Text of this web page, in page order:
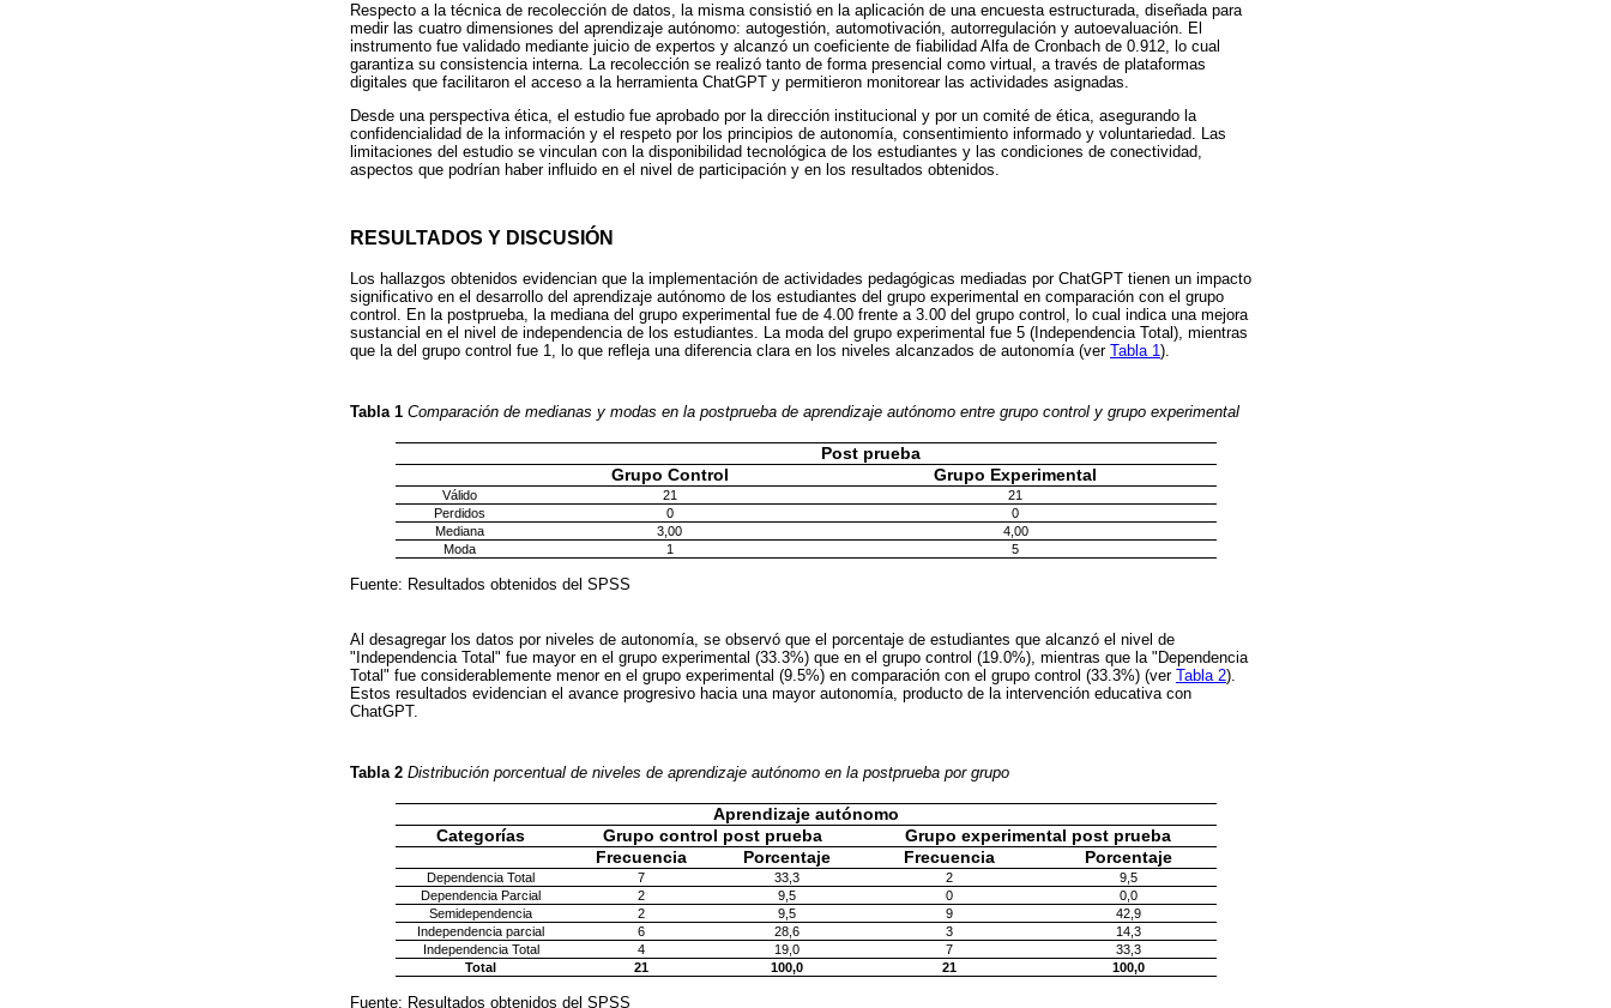
Respecto a la técnica de recolección de datos, la misma consistió en la aplicación de una encuesta estructurada, diseñada para
medir las cuatro dimensiones del aprendizaje autónomo: autogestión, automotivación, autorregulación y autoevaluación. El
instrumento fue validado mediante juicio de expertos y alcanzó un coeficiente de fiabilidad Alfa de Cronbach de 0.912, lo cual
garantiza su consistencia interna. La recolección se realizó tanto de forma presencial como virtual, a través de plataformas
digitales que facilitaron el acceso a la herramienta ChatGPT y permitieron monitorear las actividades asignadas.
Desde una perspectiva ética, el estudio fue aprobado por la dirección institucional y por un comité de ética, asegurando la
confidencialidad de la información y el respeto por los principios de autonomía, consentimiento informado y voluntariedad. Las
limitaciones del estudio se vinculan con la disponibilidad tecnológica de los estudiantes y las condiciones de conectividad,
aspectos que podrían haber influido en el nivel de participación y en los resultados obtenidos.
RESULTADOS Y DISCUSIÓN
Los hallazgos obtenidos evidencian que la implementación de actividades pedagógicas mediadas por ChatGPT tienen un impacto
significativo en el desarrollo del aprendizaje autónomo de los estudiantes del grupo experimental en comparación con el grupo
control. En la postprueba, la mediana del grupo experimental fue de 4.00 frente a 3.00 del grupo control, lo cual indica una mejora
sustancial en el nivel de independencia de los estudiantes. La moda del grupo experimental fue 5 (Independencia Total), mientras
que la del grupo control fue 1, lo que refleja una diferencia clara en los niveles alcanzados de autonomía (ver Tabla 1 ).
Tabla 1 Comparación de medianas y modas en la postprueba de aprendizaje autónomo entre grupo control y grupo experimental
Post prueba
Grupo Control
Grupo Experimental
Válido 21
21
Perdidos
0
0
Mediana
3,00
4,00
Moda
1 5
Fuente: Resultados obtenidos del SPSS
Al desagregar los datos por niveles de autonomía, se observó que el porcentaje de estudiantes que alcanzó el nivel de
"Independencia Total" fue mayor en el grupo experimental (33.3%) que en el grupo control (19.0%), mientras que la "Dependencia
Total" fue considerablemente menor en el grupo experimental (9.5%) en comparación con el grupo control (33.3%) (ver Tabla 2).
Estos resultados evidencian el avance progresivo hacia una mayor autonomía, producto de la intervención educativa con
ChatGPT.
Tabla 2 Distribución porcentual de niveles de aprendizaje autónomo en la postprueba por grupo
Aprendizaje autónomo
Categorías
Grupo control post prueba
Grupo experimental post prueba
Frecuencia
Porcentaje Frecuencia Porcentaje
Dependencia Total 7 33,3 2
9,5
Dependencia Parcial
2 9,5 0
0,0
Semidependencia
2 9,5 9
42,9
Independencia parcial
6 28,6 3
14,3
Independencia Total
4 19,0 7
33,3
Total
21 100,0 21 100,0
Fuente: Resultados obtenidos del SPSS